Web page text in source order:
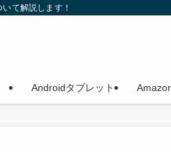
て解説します！
Androidタブレット